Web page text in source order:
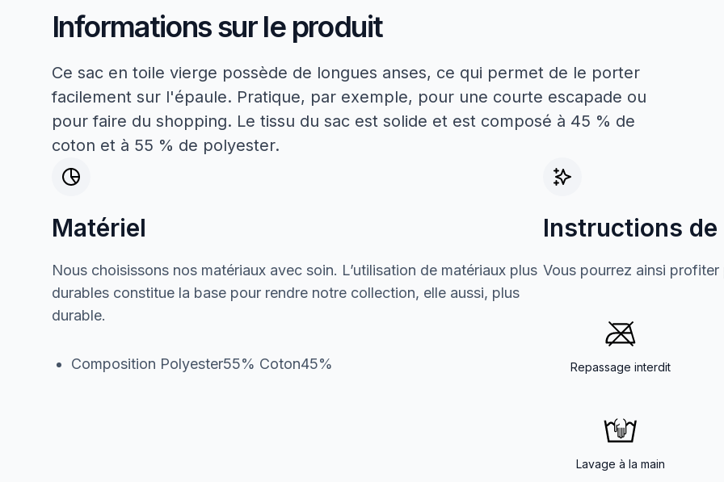
Informations sur le produit
Ce sac en toile vierge possède de longues anses, ce qui permet de le porter
facilement sur l'épaule. Pratique, par exemple, pour une courte escapade ou
pour faire du shopping. Le tissu du sac est solide et est composé à 45 % de
coton et à 55 % de polyester.
Matériel
Nous choisissons nos matériaux avec soin. L’utilisation de matériaux plus
durables constitue la base pour rendre notre collection, elle aussi, plus
durable.
Composition Polyester55% Coton45%
Instructions
Vous pourrez ainsi
Repassage interdit
Lavage à la main